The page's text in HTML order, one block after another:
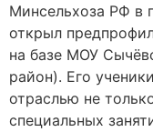
Минсельхоза РФ в
открыл
на базе МОУ
район). Его
отраслью не
специальных